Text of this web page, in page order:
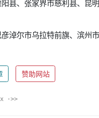
县、张家界市慈利县、昆
淖尔市乌拉特前旗、滨州
赞助网站
·>>